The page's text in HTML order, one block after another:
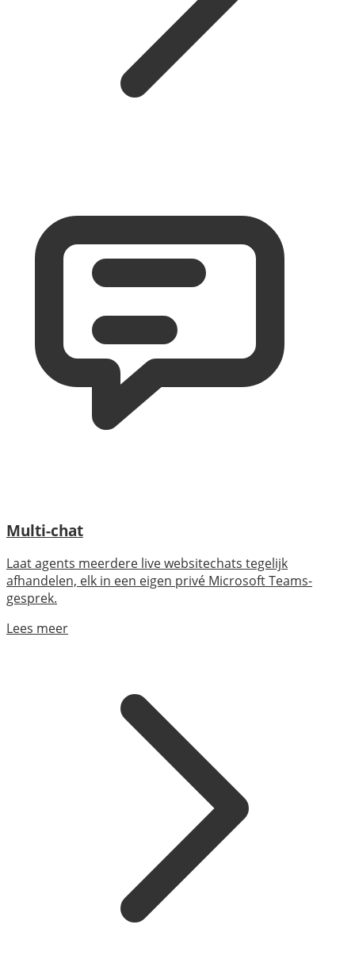
Multi-chat
Laat agents meerdere live websitechats tegelijk
afhandelen, elk in een eigen privé Microsoft Teams-
gesprek.
Lees meer